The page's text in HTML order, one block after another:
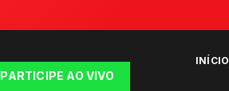
PARTICIPE AO VIVO
INÍCIO